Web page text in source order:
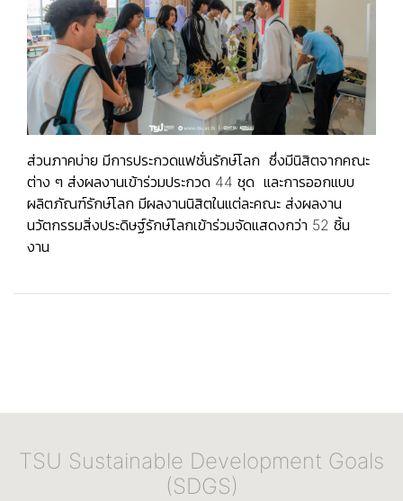
ส่วนภาคบ่าย มีการประกวดแฟชั่นรักษ์โลก ซึ่งมีนิสิตจากคณะ
ต่าง ๆ ส่งผลงานเข้าร่วมประกวด 44 ชุด และการออกแบบ
ผลิตภัณฑ์รักษ์โลก มีผลงานนิสิตในแต่ละคณะ ส่งผลงาน
นวัตกรรมสิ่งประดิษฐ์รักษ์โลกเข้าร่วมจัดแสดงกว่า 52 ชิ้น
งาน
TSU Sustainable Development Goals
(SDGS)